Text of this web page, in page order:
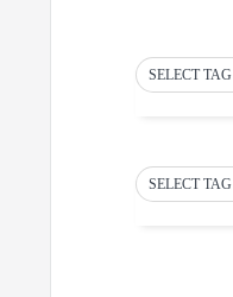
SELECT TAG
SELECT TAG